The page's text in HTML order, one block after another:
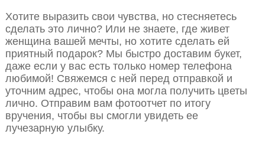
Хотите выразить свои чувства, но стесняетесь
сделать это лично? Или не знаете, где живет
женщина вашей мечты, но хотите сделать ей
приятный подарок? Мы быстро доставим букет,
даже если у вас есть только номер телефона
любимой! Свяжемся с ней перед отправкой и
уточним адрес, чтобы она могла получить цветы
лично. Отправим вам фотоотчет по итогу
вручения, чтобы вы смогли увидеть ее
лучезарную улыбку.